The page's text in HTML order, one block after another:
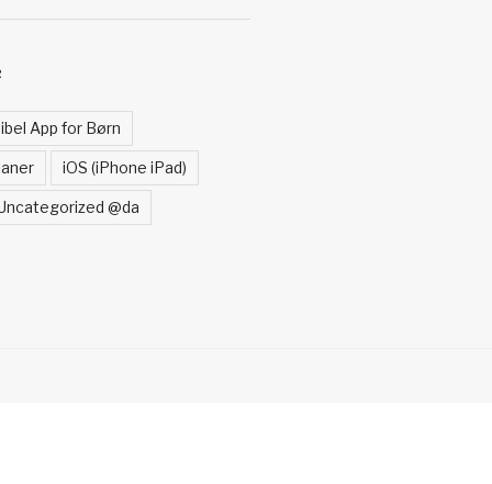
App for Børn
iOS (iPhone iPad)
@da